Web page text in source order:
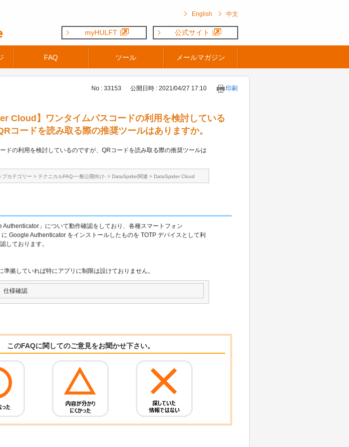
English 中文
FAQ ツール メールマガジン
myHULFT 公式サイト
No : 33153 公開日時 : 2021/04/27 17:10 印刷
Cloud】ワンタイムパスコードの利用を検討している
コードを読み取る際の推奨ツールはありますか。
ドの利用を検討しているのですが、QRコードを読み取る際の推奨ツールは
プカテゴリー > テクニカルFAQ-一般公開向け-> DataSpider関連 > DataSpider Cloud
Authenticator」について動作確認をしており、各種スマートフォン
に Google Authenticator をインストールしたものを TOTP デバイスとして利
しております。
準拠していれば特にアプリに制限は設けておりません。
仕様確認
このFAQに関してのご意見をお聞かせ下さい。